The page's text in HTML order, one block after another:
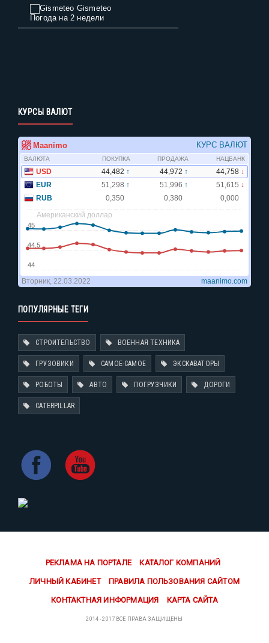
Gismeteo
Погода на 2 недели
КУРСЫ ВАЛЮТ
ПОПУЛЯРНЫЕ ТЕГИ
СТРОИТЕЛЬСТВО ВОЕННАЯ ТЕХНИКА
ГРУЗОВИКИ САМОЕ-САМОЕ ЭКСКАВАТОРЫ
РОБОТЫ АВТО ПОГРУЗЧИКИ ДОРОГИ
CATERPILLAR
РЕКЛАМА НА ПОРТАЛЕ КАТАЛОГ КОМПАНИЙ
ЛИЧНЫЙ КАБИНЕТ ПРАВИЛА ПОЛЬЗОВАНИЯ САЙТОМ
КОНТАКТНАЯ ИНФОРМАЦИЯ КАРТА САЙТА
2014 - 2017 ВСЕ ПРАВА ЗАЩИЩЕНЫ